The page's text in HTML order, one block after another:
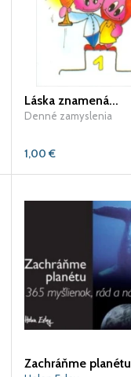
Láska znamená...
Denné zamyslenia
1,00 €
Zachráňme planétu